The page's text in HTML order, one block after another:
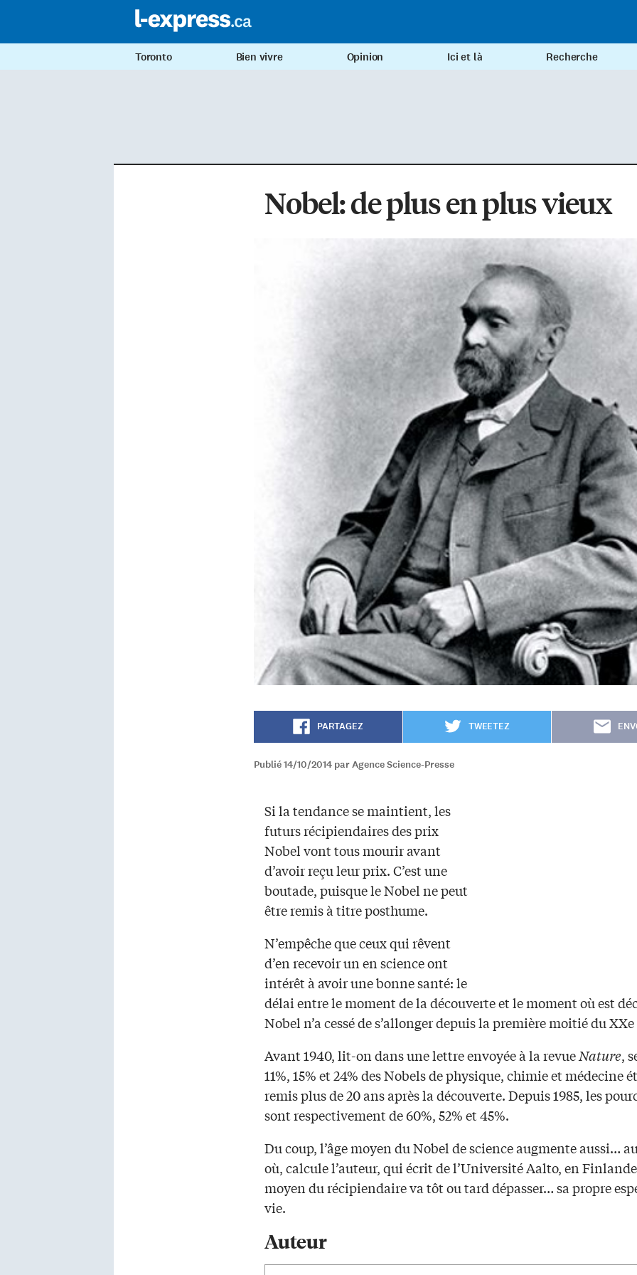
Toronto Bien vivre Opinion Ici et là Recherche
Nobel: de plus en plus vieux
PARTAGEZ TWEETEZ
Publié 14/10/2014 par Agence Science-Presse
Si la tendance se maintient, les
futurs récipiendaires des prix
Nobel vont tous mourir avant
d’avoir reçu leur prix. C’est une
boutade, puisque le Nobel ne peut
être remis à titre posthume.
N’empêche que ceux qui rêvent
d’en recevoir un en science ont
intérêt à avoir une bonne santé: le
délai entre le moment de la découverte et le moment où est
Nobel n’a cessé de s’allonger depuis la première moitié du
Avant 1940, lit-on dans une lettre envoyée à la revueNature,
11%, 15% et 24% des Nobels de physique, chimie et médecine
remis plus de 20 ans après la découverte. Depuis 1985, les
sont respectivement de 60%, 52% et 45%.
Du coup, l’âge moyen du Nobel de science augmente aussi…
où, calcule l’auteur, qui écrit de l’Université Aalto, en
moyen du récipiendaire va tôt ou tard dépasser… sa propre
vie.
Auteur